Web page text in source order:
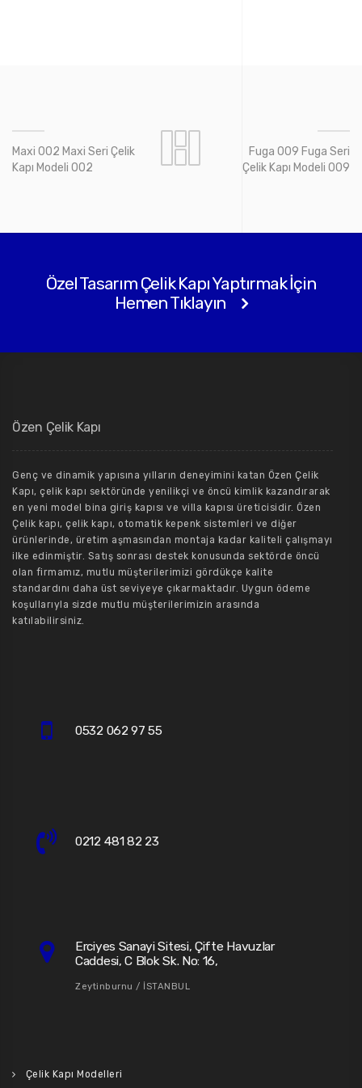
Maxi 002 Maxi Seri Çelik
Kapı Modeli 002
Fuga 009 Fuga Seri
Çelik Kapı Modeli 009
Özel Tasarım Çelik Kapı Yaptırmak İçin
Hemen Tıklayın
Özen Çelik Kapı
Genç ve dinamik yapısına yılların deneyimini katan Özen Çelik
Kapı, çelik kapı sektöründe yenilikçi ve öncü kimlik kazandırarak
en yeni model bina giriş kapısı ve villa kapısı üreticisidir. Özen
Çelik kapı, çelik kapı, otomatik kepenk sistemleri ve diğer
ürünlerinde, üretim aşmasından montaja kadar kaliteli çalışmayı
ilke edinmiştir. Satış sonrası destek konusunda sektörde öncü
olan firmamız, mutlu müşterilerimizi gördükçe kalite
standardını daha üst seviyeye çıkarmaktadır. Uygun ödeme
koşullarıyla sizde mutlu müşterilerimizin arasında
katılabilirsiniz.
0532 062 97 55
0212 481 82 23
Erciyes Sanayi Sitesi, Çifte Havuzlar
Caddesi, C Blok Sk. No: 16,
Zeytinburnu / İSTANBUL
Çelik Kapı Modelleri